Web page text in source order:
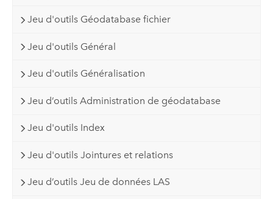
Jeu d'outils Géodatabase fichier
Jeu d'outils Général
Jeu d'outils Généralisation
Jeu d’outils Administration de géodatabase
Jeu d'outils Index
Jeu d'outils Jointures et relations
Jeu d’outils Jeu de données LAS